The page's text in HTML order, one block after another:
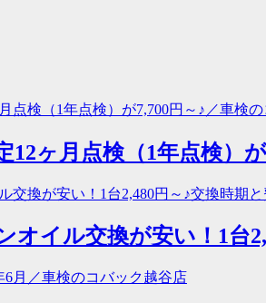
12ヶ月点検（1年点検）
オイル交換が安い！1台